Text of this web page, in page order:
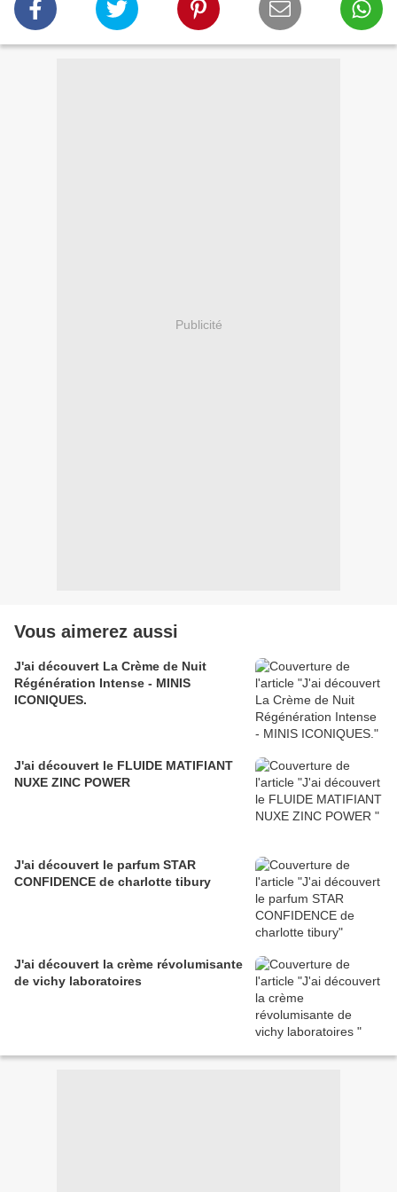
Publicité
Vous aimerez aussi
J'ai découvert La Crème de Nuit
Régénération Intense - MINIS
ICONIQUES.
J'ai découvert le FLUIDE MATIFIANT
NUXE ZINC POWER
J'ai découvert le parfum STAR
CONFIDENCE de charlotte tibury
J'ai découvert la crème révolumisante
de vichy laboratoires